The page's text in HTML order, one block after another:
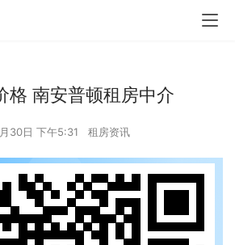
格 南安普顿租房中介
30日 下午5:31 租房资讯